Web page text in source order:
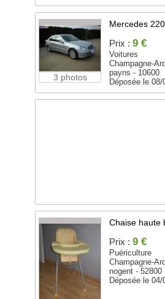
3 photos
Mercedes
Prix : 9 €
Voitures
Champagne-
payns - 10600
Déposée le
Chaise haute
Prix : 9 €
Puériculture
Champagne-
nogent - 52800
Déposée le